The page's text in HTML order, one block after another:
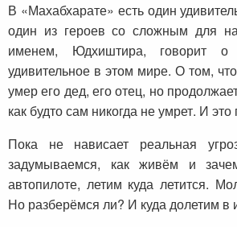
В «Махабхарате» есть один
один из героев со сложным для
именем, Юдхиштира, говорит
удивительное в этом мире. О том,
умер его дед, его отец, но
как будто сам никогда не умрет. И это
Пока не нависает реальная
задумываемся, как живём и
автопилоте, летим куда летится.
Но разберёмся ли? И куда долетим в